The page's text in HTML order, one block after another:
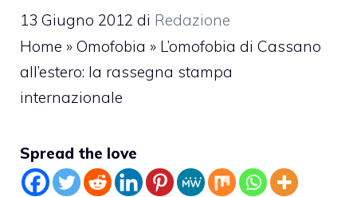
13 Giugno 2012 di Redazione
Home » Omofobia » L’omofobia di Cassano
all’estero: la rassegna stampa
internazionale
Spread the love